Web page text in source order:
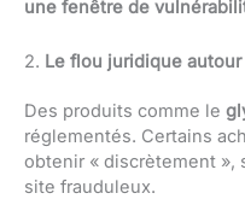
une fenêtre de
2. Le flou juridique
Des produits comme le
réglementés. Certains
obtenir « discrètement »,
site frauduleux.